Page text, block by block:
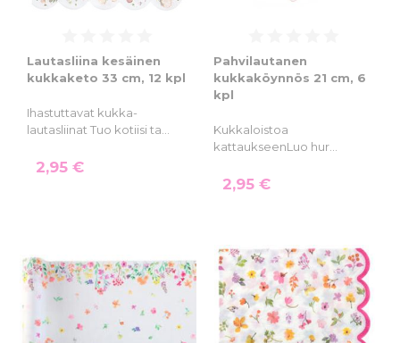
Lautasliina kesäinen
kukkaketo 33 cm, 12 kpl
Ihastuttavat kukka-
lautasliinat Tuo kotiisi ta…
2,95 €
Pahvilautanen
kukkaköynnös 21 cm, 6
kpl
Kukkaloistoa
kattaukseenLuo hur…
2,95 €